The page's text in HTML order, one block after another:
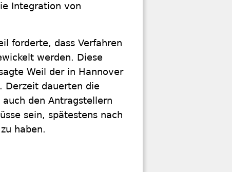
Integration von
forderte, dass Verfahren
werden. Diese
Weil der in Hannover
Derzeit dauerten die
den Antragstellern
sein, spätestens nach
haben.